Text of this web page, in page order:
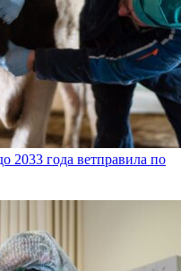
2033 года ветправила по